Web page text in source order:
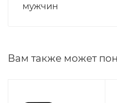
мужчин
Вам также может